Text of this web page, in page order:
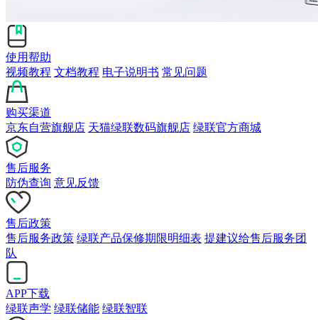
使用帮助
视频教程 文档教程 电子说明书 常见问题
购买渠道
京东自营旗舰店 天猫绿联数码旗舰店 绿联官方商城
售后服务
防伪查询 意见反馈
售后政策
售后服务政策 绿联产品保修期限明细表 提建议给售后服务团
队
APP下载
绿联声学 绿联储能 绿联智联